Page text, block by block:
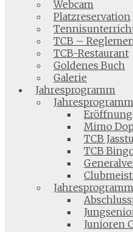
Webcam
Platzreservation
TCB –
TCB-Restaurant
Goldenes Buch
Galerie
Jahresprogramm
Mimo
TCB
TCB
Junioren